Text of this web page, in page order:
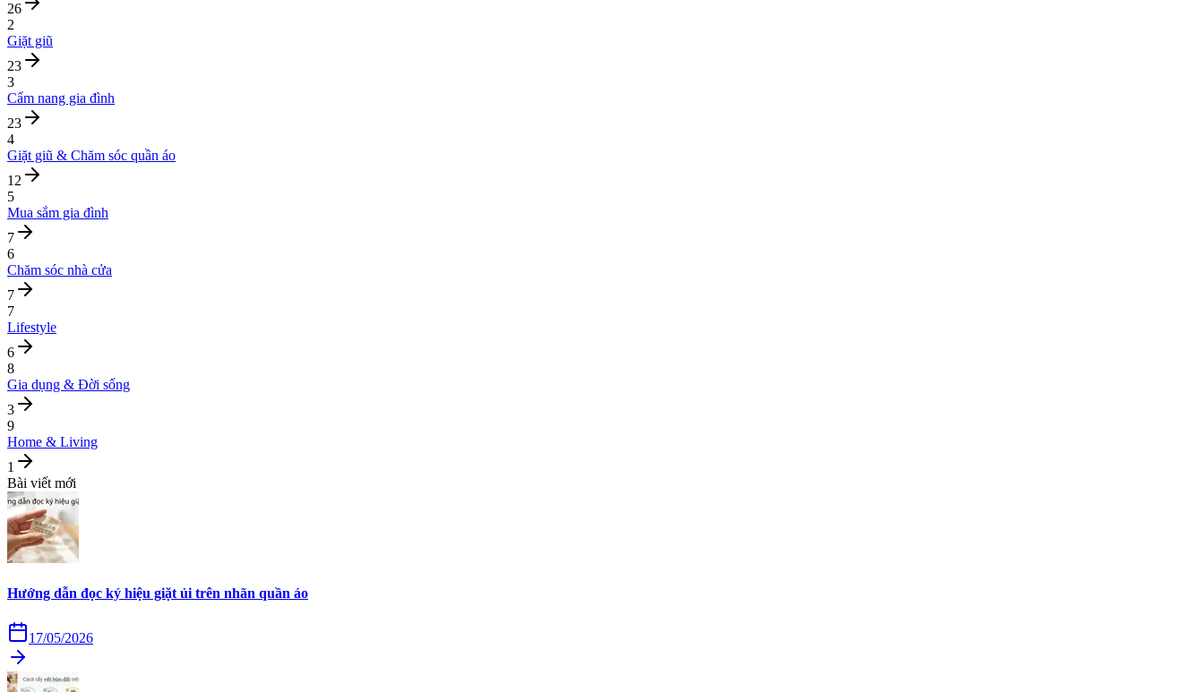
26
2
Giặt giũ
23
3
Cẩm nang gia đình
23
4
Giặt giũ & Chăm sóc quần áo
12
5
Mua sắm gia đình
7
6
Chăm sóc nhà cửa
7
7
Lifestyle
6
8
Gia dụng & Đời sống
3
9
Home & Living
1
Bài viết mới
Hướng dẫn đọc ký hiệu giặt ủi trên nhãn quần áo
17/05/2026